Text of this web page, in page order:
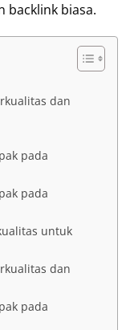
backlink biasa.
dan
pada
pada
untuk
dan
pada